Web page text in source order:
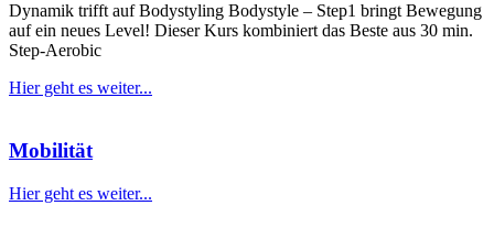
Dynamik trifft auf Bodystyling Bodystyle – Step1 bringt Bewegung
auf ein neues Level! Dieser Kurs kombiniert das Beste aus 30 min.
Step-Aerobic
Hier geht es weiter...
Mobilität
Hier geht es weiter...